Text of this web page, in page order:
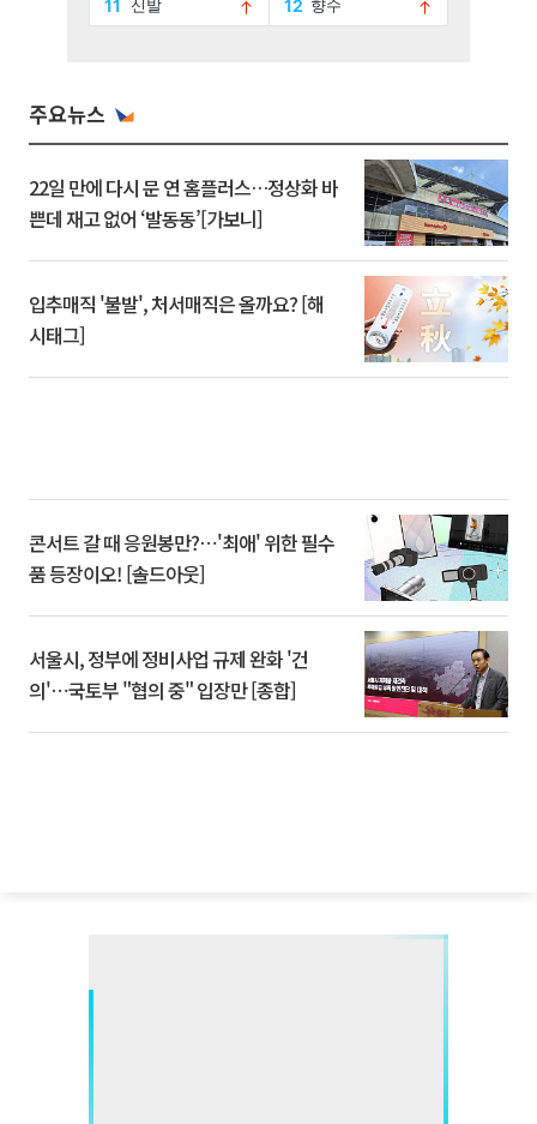
주요뉴스
22일 만에 다시 문 연 홈플러스…정상화 바
쁜데 재고 없어 ‘발동동’[가보니]
입추매직 '불발', 처서매직은 올까요? [해
시태그]
콘서트 갈 때 응원봉만?⋯'최애' 위한 필수
품 등장이오! [솔드아웃]
서울시, 정부에 정비사업 규제 완화 '건
의'⋯국토부 "협의 중" 입장만 [종합]